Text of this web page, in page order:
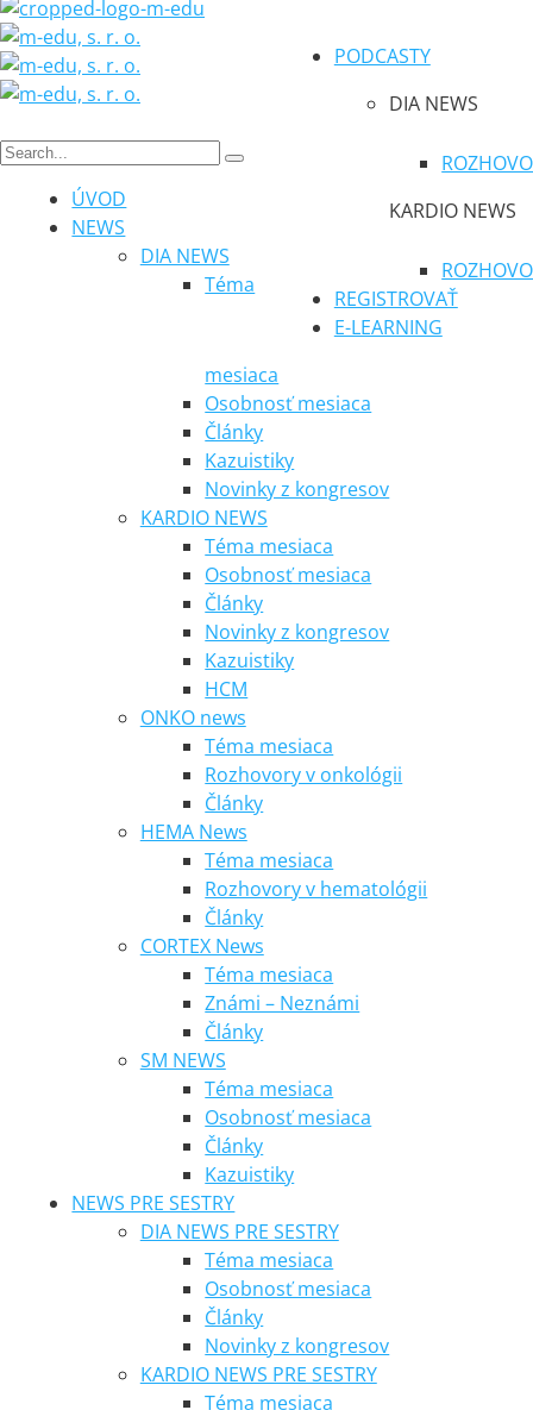
PODCASTY
DIA NEWS
KARDIO NEWS
REGISTROVAŤ
E-LEARNING
ÚVOD
NEWS
DIA NEWS
Téma
mesiaca
Osobnosť mesiaca
Články
Kazuistiky
Novinky z kongresov
KARDIO NEWS
Téma mesiaca
Osobnosť mesiaca
Články
Novinky z kongresov
Kazuistiky
HCM
ONKO news
Téma mesiaca
Rozhovory v onkológii
Články
HEMA News
Téma mesiaca
Rozhovory v hematológii
Články
CORTEX News
Téma mesiaca
Známi – Neznámi
Články
SM NEWS
Téma mesiaca
Osobnosť mesiaca
Články
Kazuistiky
NEWS PRE SESTRY
DIA NEWS PRE SESTRY
Téma mesiaca
Osobnosť mesiaca
Články
Novinky z kongresov
KARDIO NEWS PRE SESTRY
Téma mesiaca